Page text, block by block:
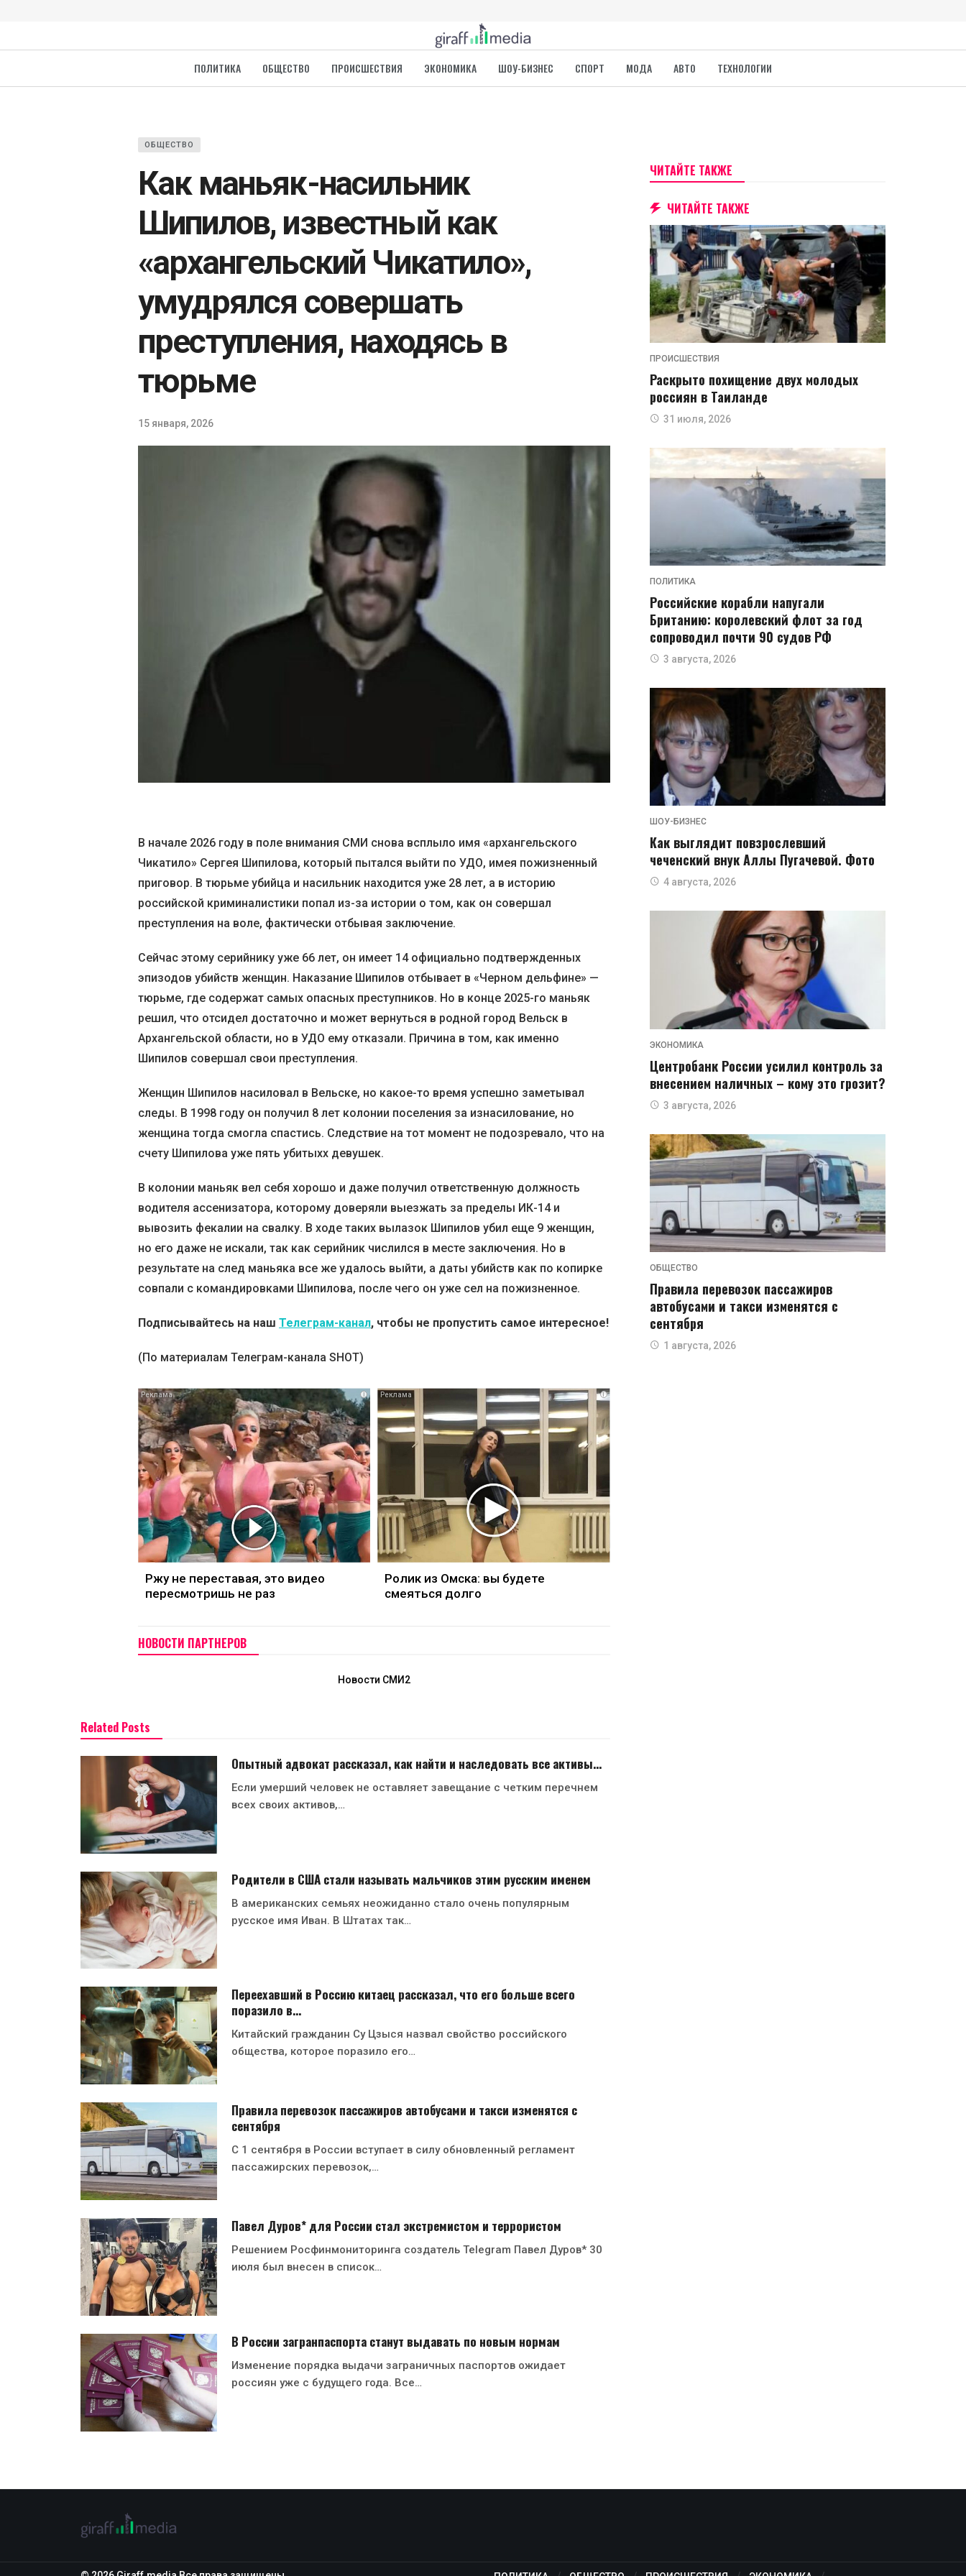
ПОЛИТИКА ОБЩЕСТВО ПРОИСШЕСТВИЯ ЭКОНОМИКА ШОУ-БИЗНЕС СПОРТ МОДА АВТО ТЕХНОЛОГИИ
ОБЩЕСТВО
Как маньяк-насильник
Шипилов, известный как
«архангельский Чикатило»,
умудрялся совершать
преступления, находясь в
тюрьме
15 января, 2026
В начале 2026 году в поле внимания СМИ снова всплыло имя «архангельского
Чикатило» Сергея Шипилова, который пытался выйти по УДО, имея пожизненный
приговор. В тюрьме убийца и насильник находится уже 28 лет, а в историю
российской криминалистики попал из-за истории о том, как он совершал
преступления на воле, фактически отбывая заключение.
Сейчас этому серийнику уже 66 лет, он имеет 14 официально подтвержденных
эпизодов убийств женщин. Наказание Шипилов отбывает в «Черном дельфине» —
тюрьме, где содержат самых опасных преступников. Но в конце 2025-го маньяк
решил, что отсидел достаточно и может вернуться в родной город Вельск в
Архангельской области, но в УДО ему отказали. Причина в том, как именно
Шипилов совершал свои преступления.
Женщин Шипилов насиловал в Вельске, но какое-то время успешно заметывал
следы. В 1998 году он получил 8 лет колонии поселения за изнасилование, но
женщина тогда смогла спастись. Следствие на тот момент не подозревало, что на
счету Шипилова уже пять убитыхх девушек.
В колонии маньяк вел себя хорошо и даже получил ответственную должность
водителя ассенизатора, которому доверяли выезжать за пределы ИК-14 и
вывозить фекалии на свалку. В ходе таких вылазок Шипилов убил еще 9 женщин,
но его даже не искали, так как серийник числился в месте заключения. Но в
результате на след маньяка все же удалось выйти, а даты убийств как по копирке
совпали с командировками Шипилова, после чего он уже сел на пожизненное.
Подписывайтесь на наш Телеграм-канал, чтобы не пропустить самое интересное!
(По материалам Телеграм-канала SHOT)
i
Ржу не переставая, это видео
пересмотришь не раз
i
Ролик из Омска: вы будете
смеяться долго
НОВОСТИ ПАРТНЕРОВ
Новости СМИ2
Related Posts
Опытный адвокат рассказал, как найти и наследовать все активы…
Если умерший человек не оставляет завещание с четким перечнем
всех своих активов,…
Родители в США стали называть мальчиков этим русским именем
В американских семьях неожиданно стало очень популярным
русское имя Иван. В Штатах так…
Переехавший в Россию китаец рассказал, что его больше всего
поразило в…
Китайский гражданин Су Цзыся назвал свойство российского
общества, которое поразило его…
Правила перевозок пассажиров автобусами и такси изменятся с
сентября
С 1 сентября в России вступает в силу обновленный регламент
пассажирских перевозок,…
Павел Дуров* для России стал экстремистом и террористом
Решением Росфинмониторинга создатель Telegram Павел Дуров* 30
июля был внесен в список…
В России загранпаспорта станут выдавать по новым нормам
Изменение порядка выдачи заграничных паспортов ожидает
россиян уже с будущего года. Все…
ЧИТАЙТЕ ТАКЖЕ
ЧИТАЙТЕ ТАКЖЕ
ПРОИСШЕСТВИЯ
Раскрыто похищение двух молодых
россиян в Таиланде
31 июля, 2026
ПОЛИТИКА
Российские корабли напугали
Британию: королевский флот за год
сопроводил почти 90 судов РФ
3 августа, 2026
ШОУ-БИЗНЕС
Как выглядит повзрослевший
чеченский внук Аллы Пугачевой. Фото
4 августа, 2026
ЭКОНОМИКА
Центробанк России усилил контроль за
внесением наличных – кому это грозит?
3 августа, 2026
ОБЩЕСТВО
Правила перевозок пассажиров
автобусами и такси изменятся с
сентября
1 августа, 2026